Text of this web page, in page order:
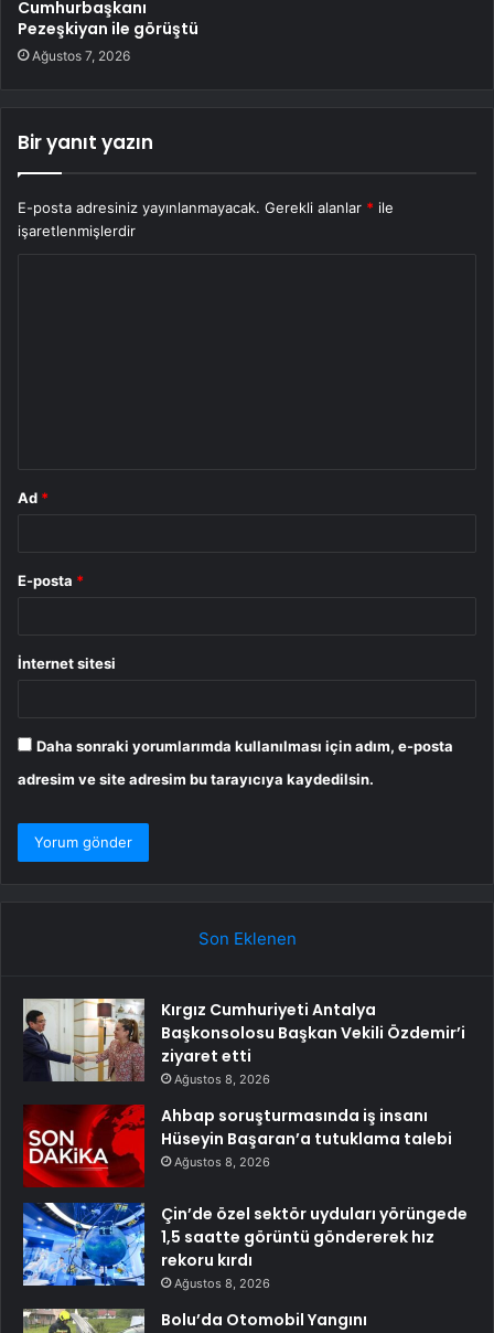
Cumhurbaşkanı
Pezeşkiyan ile görüştü
Ağustos 7, 2026
Bir yanıt yazın
E-posta adresiniz yayınlanmayacak. Gerekli alanlar * ile
işaretlenmişlerdir
Ad *
E-posta *
İnternet sitesi
Daha sonraki yorumlarımda kullanılması için adım, e-posta
adresim ve site adresim bu tarayıcıya kaydedilsin.
Son Eklenen
Kırgız Cumhuriyeti Antalya
Başkonsolosu Başkan Vekili Özdemir’i
ziyaret etti
Ağustos 8, 2026
Ahbap soruşturmasında iş insanı
Hüseyin Başaran’a tutuklama talebi
Ağustos 8, 2026
Çin’de özel sektör uyduları yörüngede
1,5 saatte görüntü göndererek hız
rekoru kırdı
Ağustos 8, 2026
Bolu’da Otomobil Yangını